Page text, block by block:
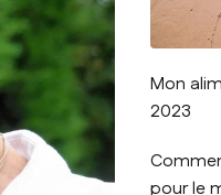
Mon
2023
pour le